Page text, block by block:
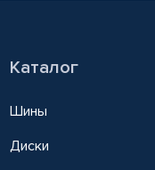
Каталог
Шины
Диски